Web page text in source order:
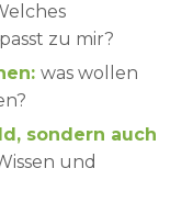
zu mir?
was wollen
sondern auch
und